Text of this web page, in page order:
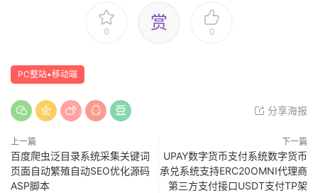
0 赏 0
PC整站▪移动端
分享海报
上一篇
百度爬虫泛目录系统采集关键词
页面自动繁殖自动SEO优化源码
ASP脚本
下一篇
UPAY数字货币支付系统数字货币
承兑系统支持ERC20OMNI代理商
第三方支付接口USDT支付TP架